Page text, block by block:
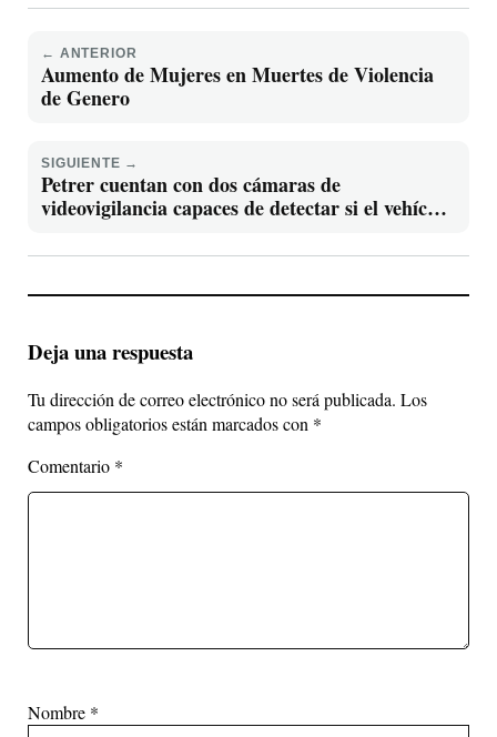
← ANTERIOR
Aumento de Mujeres en Muertes de Violencia
de Genero
SIGUIENTE →
Petrer cuentan con dos cámaras de
videovigilancia capaces de detectar si el vehículo
Deja una respuesta
Tu dirección de correo electrónico no será publicada. Los
campos obligatorios están marcados con *
Comentario *
Nombre *